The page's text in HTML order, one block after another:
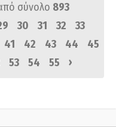
σύνολο 893
30 31 32
33
41 42 43 44
45
53 54 55 ›